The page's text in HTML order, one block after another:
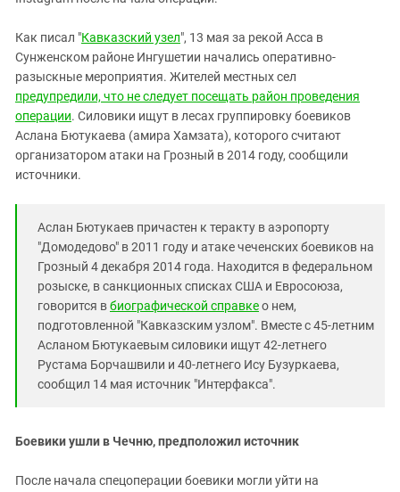
Южная Осетия
Южный Кавказ
ЮФО
Как писал "Кавказский узел", 13 мая за рекой Асса в
Сунженском районе Ингушетии начались оперативно-
разыскные мероприятия. Жителей местных сел
предупредили, что не следует посещать район проведения
операции. Силовики ищут в лесах группировку боевиков
Аслана Бютукаева (амира Хамзата), которого считают
организатором атаки на Грозный в 2014 году, сообщили
источники.
Аслан Бютукаев причастен к теракту в аэропорту
"Домодедово" в 2011 году и атаке чеченских боевиков на
Грозный 4 декабря 2014 года. Находится в федеральном
розыске, в санкционных списках США и Евросоюза,
говорится вбиографической справкео нем,
подготовленной "Кавказским узлом". Вместе с 45-летним
Асланом Бютукаевым силовики ищут 42-летнего
Рустама Борчашвили и 40-летнего Ису Бузуркаева,
сообщил 14 мая источник "Интерфакса".
Боевики ушли в Чечню, предположил источник
После начала спецоперации боевики могли уйти на